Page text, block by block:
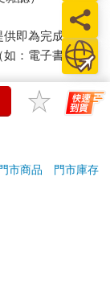
即為完成之線
如：電子書、電
、刮鬍刀、除毛
（含例假
單獨退貨）必須
、配件、贈品、
市商品
門市庫存